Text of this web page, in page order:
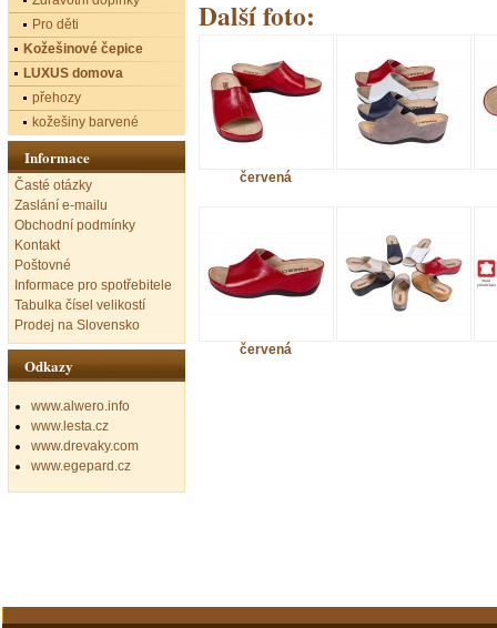
Další foto:
červená
červená
Pro děti
Kožešinové čepice
LUXUS domova
přehozy
kožešiny barvené
Informace
Časté otázky
Zaslání e-mailu
Obchodní podmínky
Kontakt
Poštovné
Informace pro spotřebitele
Tabulka čísel velikostí
Prodej na Slovensko
Odkazy
www.alwero.info
www.lesta.cz
www.drevaky.com
www.egepard.cz